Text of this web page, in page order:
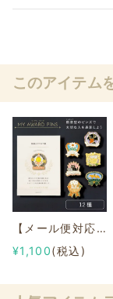
このアイテム
【メール便対応】MY AWARD PiNS
¥1,100(税込)